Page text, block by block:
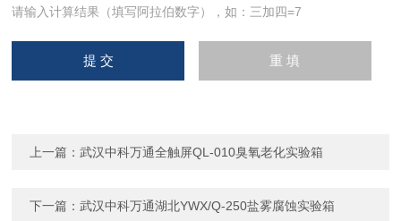
请输入计算结果（填写阿拉伯数字），如：三加四=7
上一篇：武汉中科万通全触屏QL-010臭氧老化实验箱
下一篇：武汉中科万通湖北YWX/Q-250盐雾腐蚀实验箱